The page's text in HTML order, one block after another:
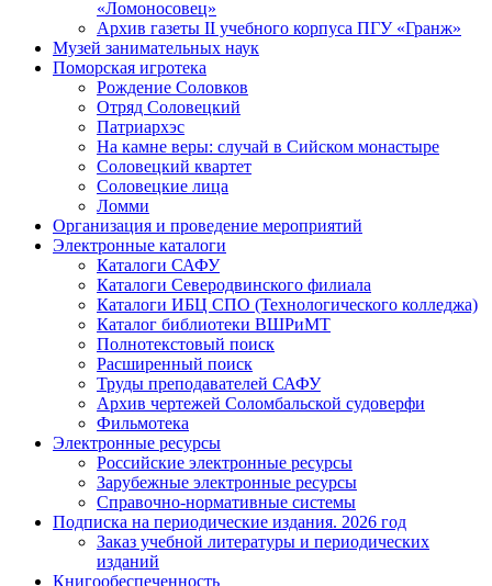
«Ломоносовец»
Архив газеты II учебного корпуса ПГУ «Гранж»
Музей занимательных наук
Поморская игротека
Рождение Соловков
Отряд Соловецкий
Патриархэс
На камне веры: случай в Сийском монастыре
Соловецкий квартет
Соловецкие лица
Ломми
Организация и проведение мероприятий
Электронные каталоги
Каталоги САФУ
Каталоги Северодвинского филиала
Каталоги ИБЦ СПО (Технологического колледжа)
Каталог библиотеки ВШРиМТ
Полнотекстовый поиск
Расширенный поиск
Труды преподавателей САФУ
Архив чертежей Соломбальской судоверфи
Фильмотека
Электронные ресурсы
Российские электронные ресурсы
Зарубежные электронные ресурсы
Справочно-нормативные системы
Подписка на периодические издания. 2026 год
Заказ учебной литературы и периодических
изданий
Книгообеспеченность